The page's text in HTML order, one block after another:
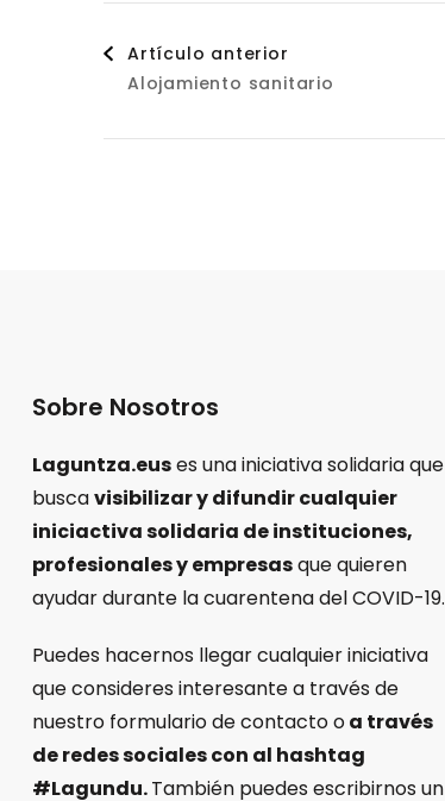
Navegación
de
Artículo anterior
Alojamiento sanitario
Sobre Nosotros
Laguntza.euses una iniciativa solidaria que
buscavisibilizar y difundir cualquier
iniciactiva solidaria de instituciones,
profesionales y empresasque quieren
ayudar durante la cuarentena del COVID-19.
Puedes hacernos llegar cualquier iniciativa
que consideres interesante a través de
nuestro formulario de contacto oa través
de redes sociales con al hashtag
#Lagundu.También puedes escribirnos un